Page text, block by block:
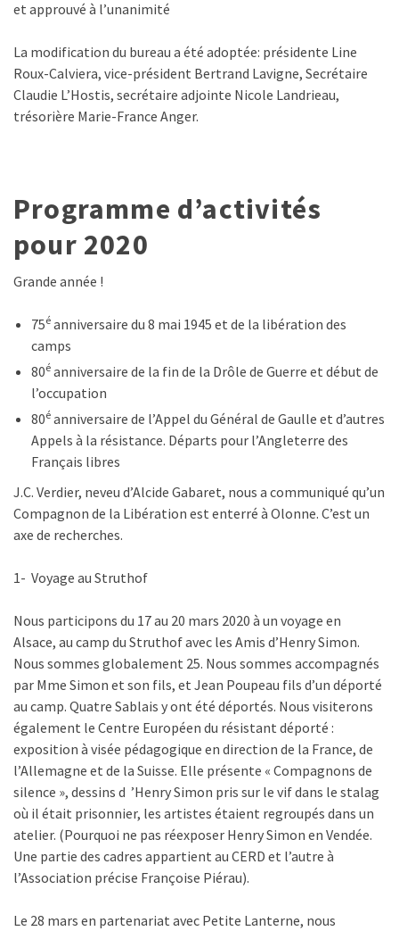
et approuvé à l’unanimité
La modification du bureau a été adoptée: présidente Line
Roux-Calviera, vice-président Bertrand Lavigne, Secrétaire
Claudie L’Hostis, secrétaire adjointe Nicole Landrieau,
trésorière Marie-France Anger.
Programme d’activités
pour 2020
Grande année !
75é anniversaire du 8 mai 1945 et de la libération des
camps
80é anniversaire de la fin de la Drôle de Guerre et début de
l’occupation
80é anniversaire de l’Appel du Général de Gaulle et d’autres
Appels à la résistance. Départs pour l’Angleterre des
Français libres
J.C. Verdier, neveu d’Alcide Gabaret, nous a communiqué qu’un
Compagnon de la Libération est enterré à Olonne. C’est un
axe de recherches.
1- Voyage au Struthof
Nous participons du 17 au 20 mars 2020 à un voyage en
Alsace, au camp du Struthof avec les Amis d’Henry Simon.
Nous sommes globalement 25. Nous sommes accompagnés
par Mme Simon et son fils, et Jean Poupeau fils d’un déporté
au camp. Quatre Sablais y ont été déportés. Nous visiterons
également le Centre Européen du résistant déporté :
exposition à visée pédagogique en direction de la France, de
l’Allemagne et de la Suisse. Elle présente « Compagnons de
silence », dessins d ’Henry Simon pris sur le vif dans le stalag
où il était prisonnier, les artistes étaient regroupés dans un
atelier. (Pourquoi ne pas réexposer Henry Simon en Vendée.
Une partie des cadres appartient au CERD et l’autre à
l’Association précise Françoise Piérau).
Le 28 mars en partenariat avec Petite Lanterne, nous